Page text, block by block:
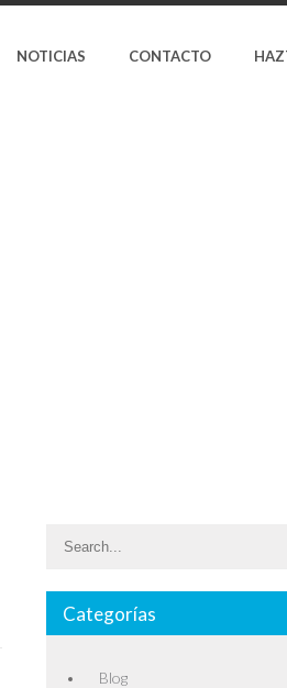
NOTICIAS CONTACTO
Categorías
Blog